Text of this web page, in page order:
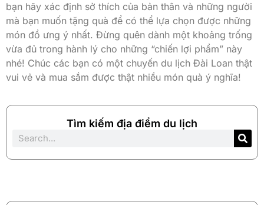
bạn hãy xác định sở thích của bản thân và những người
mà bạn muốn tặng quà để có thể lựa chọn được những
món đồ ưng ý nhất. Đừng quên dành một khoảng trống
vừa đủ trong hành lý cho những “chiến lợi phẩm” này
nhé! Chúc các bạn có một chuyến du lịch Đài Loan thật
vui vẻ và mua sắm được thật nhiều món quà ý nghĩa!
Tìm kiếm địa điểm du lịch